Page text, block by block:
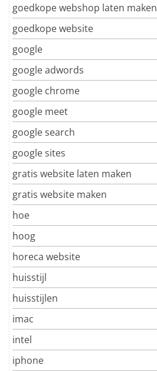
goedkope webshop laten maken
goedkope website
google
google adwords
google chrome
google meet
google search
google sites
gratis website laten maken
gratis website maken
hoe
hoog
horeca website
huisstijl
huisstijlen
imac
intel
iphone